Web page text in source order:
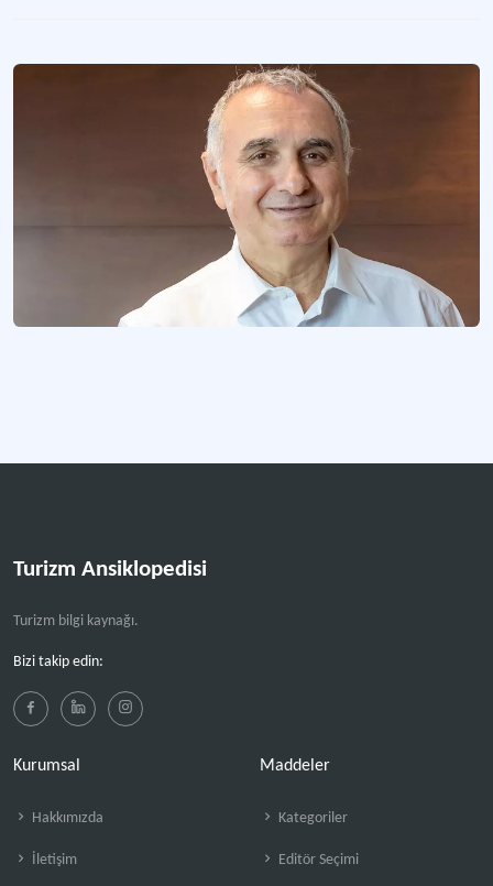
Turizm Ansiklopedisi
Turizm bilgi kaynağı.
Bizi takip edin:
Kurumsal
Hakkımızda
İletişim
Maddeler
Kategoriler
Editör Seçimi